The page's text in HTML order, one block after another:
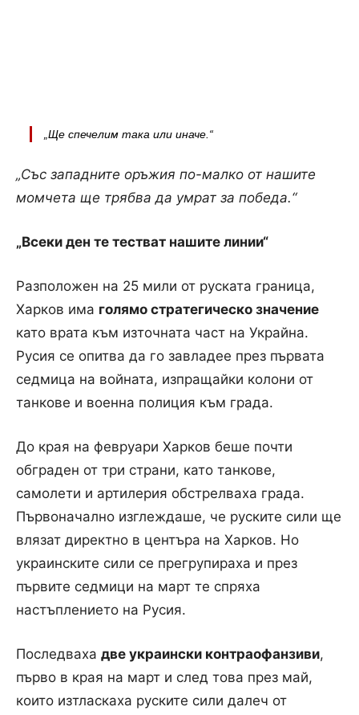
„Ще спечелим така или иначе.“
„Със западните оръжия по-малко от нашите
момчета ще трябва да умрат за победа.“
„Всеки ден те тестват нашите линии“
Разположен на 25 мили от руската граница,
Харков има голямо стратегическо значение
като врата към източната част на Украйна.
Русия се опитва да го завладее през първата
седмица на войната, изпращайки колони от
танкове и военна полиция към града.
До края на февруари Харков беше почти
обграден от три страни, като танкове,
самолети и артилерия обстрелваха града.
Първоначално изглеждаше, че руските сили ще
влязат директно в центъра на Харков. Но
украинските сили се прегрупираха и през
първите седмици на март те спряха
настъплението на Русия.
Последваха две украински контраофанзиви,
първо в края на март и след това през май,
които изтласкаха руските сили далеч от